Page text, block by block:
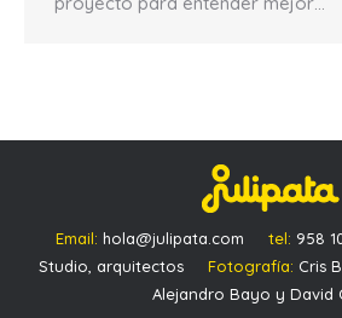
Email: hola@julipata.com tel: 958
Studio, arquitectos
Fotografía: Cris
Alejandro Bayo y David